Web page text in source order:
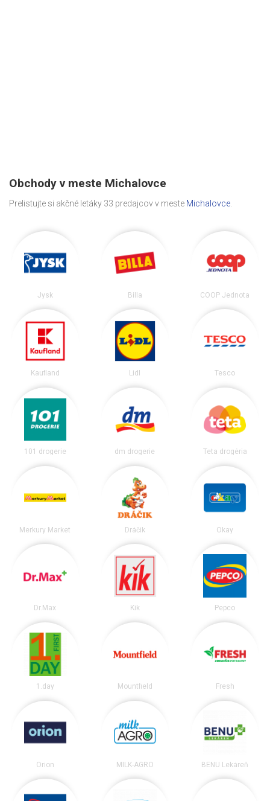
Obchody v meste Michalovce
Prelistujte si akčné letáky 33 predajcov v meste Michalovce
Jysk Billa COOP Jednota
Kaufland Lidl Tesco
101 drogerie dm drogerie Teta drogéria
Merkury Market Dráčik Okay
Dr.Max Kik Pepco
1.day Mountfield Fresh
Orion MILK-AGRO BENU Lekáreň